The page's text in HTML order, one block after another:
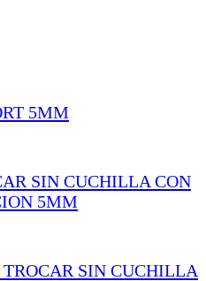
5MM
SIN CUCHILLA CON
5MM
TROCAR SIN CUCHILLA